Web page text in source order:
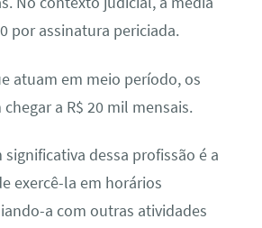
por assinatura periciada.
atuam em meio período, os
a R$ 20 mil mensais.
significativa dessa profissão é a
exercê-la em horários
a com outras atividades